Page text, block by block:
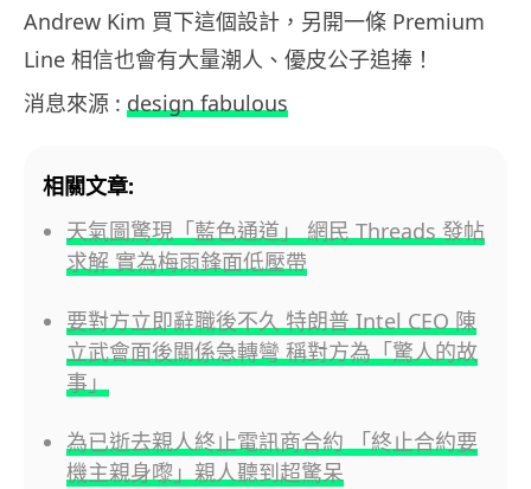
Andrew Kim 買下這個設計，另開一條 Premium
Line 相信也會有大量潮人、優皮公子追捧！
消息來源 : design fabulous
相關文章:
天氣圖驚現「藍色通道」 網民 Threads 發帖
求解 實為梅雨鋒面低壓帶
要對方立即辭職後不久 特朗普 Intel CEO 陳
立武會面後關係急轉彎 稱對方為「驚人的故
事」
為已逝去親人終止電訊商合約 「終止合約要
機主親身嚟」親人聽到超驚呆